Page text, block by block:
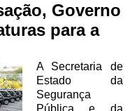
Governo
para a
A Secretaria de
Estado da
Segurança
Pública e da